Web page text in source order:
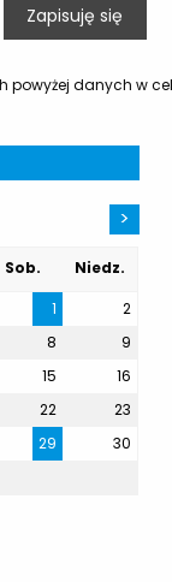
danych w
>
Sob.
Niedz.
1
2
8
9
15
16
22
23
29
30